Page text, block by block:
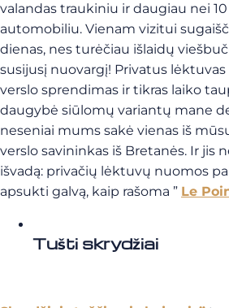
valandas traukiniu ir daugiau nei
automobiliu. Vienam vizitui
dienas, nes turėčiau išlaidų
susijusį nuovargį! Privatus
verslo sprendimas ir tikras laiko
daugybė siūlomų variantų mane
neseniai mums sakė vienas iš
verslo savininkas iš Bretanės. Ir jis
išvadą: privačių lėktuvų nuomos
apsukti galvą, kaip rašoma ” Le
Tušti skrydžiai